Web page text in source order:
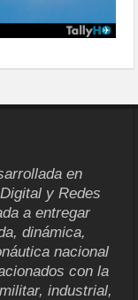
en
y Redes
a entregar
dinámica,
nacional
con la
industrial,